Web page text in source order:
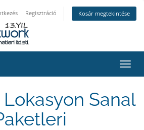
Regisztráció Kosár megtekintése
a
Sanal